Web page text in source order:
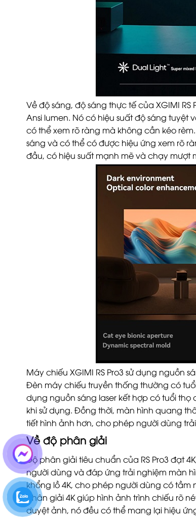
Về độ sáng, độ sáng thực tế của XGIMI
Ansi lumen. Nó có hiệu suất độ sáng
có thể xem rõ ràng mà không cần kéo
sáng và có thể có được hiệu ứng xem rõ
đầu, có hiệu suất mạnh mẽ và chạy mượt
Máy chiếu XGIMI RS Pro3 sử dụng nguồn
Đèn máy chiếu truyền thống thường có
dụng nguồn sáng laser kết hợp có tuổi
khi sử dụng. Đồng thời, màn hình quang
tiết hình ảnh hơn, cho phép người dùng
Về độ phân giải
Độ phân giải tiêu chuẩn của RS Pro3 đạt
người dùng và đáp ứng trải nghiệm màn
khổng lồ 4K, cho phép người dùng có
phân giải 4K giúp hình ảnh trình chiếu rõ
duyệt ảnh, nó đều có thể mang lại hiệu